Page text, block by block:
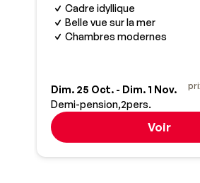
Cadre idyllique
Belle vue sur la mer
Chambres modernes
Dim. 25 Oct. - Dim. 1 Nov.
Demi-pension 2pers.
Voir